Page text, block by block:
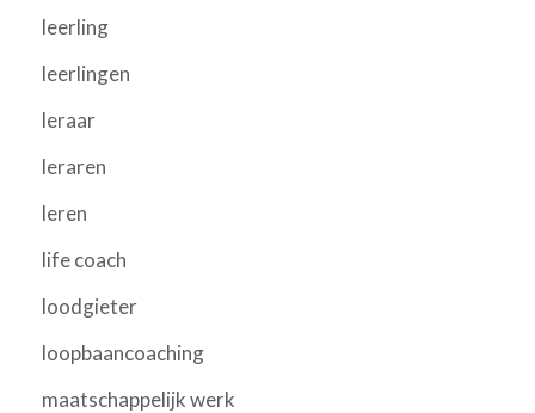
leerling
leerlingen
leraar
leraren
leren
life coach
loodgieter
loopbaancoaching
maatschappelijk werk